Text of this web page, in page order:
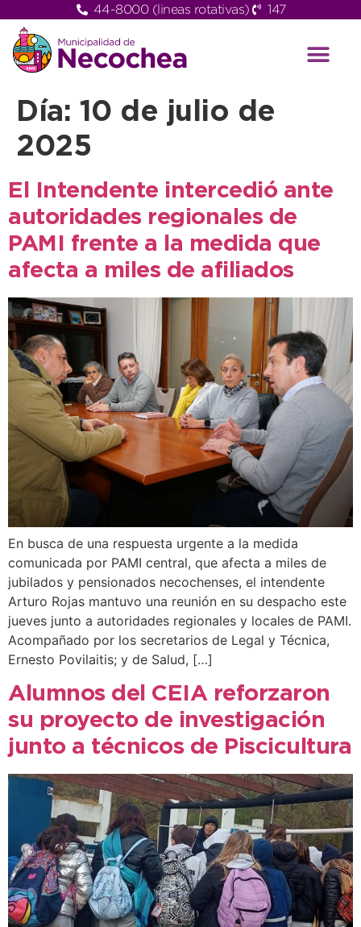
44-8000 (lineas rotativas) 147
Día: 10 de julio de
2025
El Intendente intercedió ante
autoridades regionales de
PAMI frente a la medida que
afecta a miles de afiliados
En busca de una respuesta urgente a la medida
comunicada por PAMI central, que afecta a miles de
jubilados y pensionados necochenses, el intendente
Arturo Rojas mantuvo una reunión en su despacho este
jueves junto a autoridades regionales y locales de PAMI.
Acompañado por los secretarios de Legal y Técnica,
Ernesto Povilaitis; y de Salud, […]
Alumnos del CEIA reforzaron
su proyecto de investigación
junto a técnicos de Piscicultura